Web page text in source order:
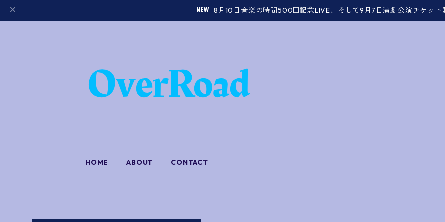
8月10日音楽の時間500回記念LIVE、そして9月7日演劇公演チケット
HOME ABOUT CONTACT